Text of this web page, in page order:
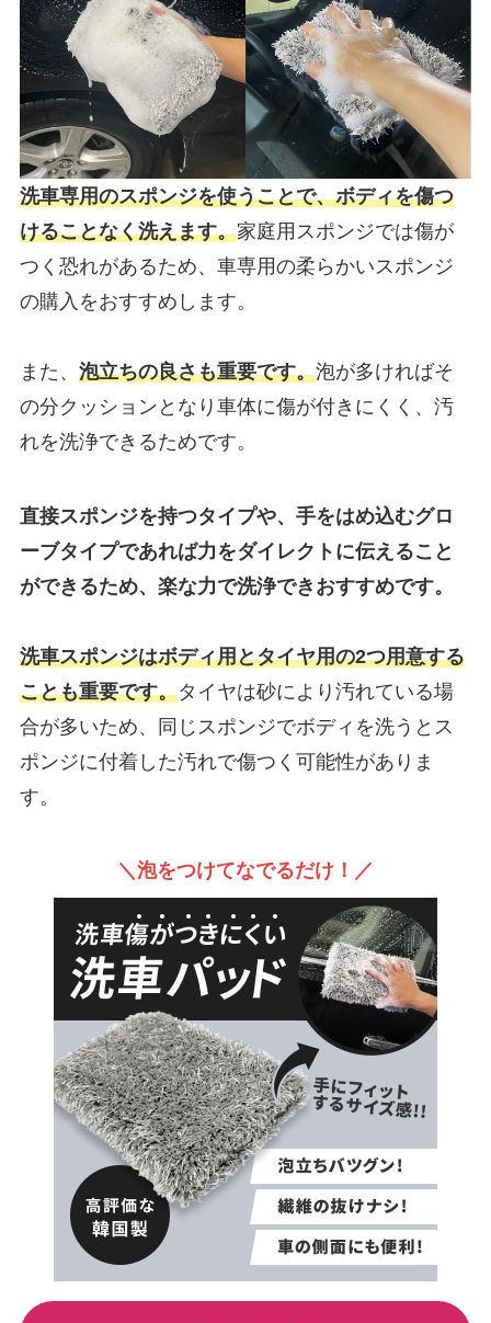
洗車専用のスポンジを使うことで、ボディを傷つ
けることなく洗えます。家庭用スポンジでは傷が
つく恐れがあるため、車専用の柔らかいスポンジ
の購入をおすすめします。
また、 泡立ちの良さも重要です。泡が多ければそ
の分クッションとなり車体に傷が付きにくく、汚
れを洗浄できるためです。
直接スポンジを持つタイプや、手をはめ込むグロ
ーブタイプであれば力をダイレクトに伝えること
ができるため、楽な力で洗浄できおすすめです。
洗車スポンジはボディ用とタイヤ用の2つ用意する
ことも重要です。タイヤは砂により汚れている場
合が多いため、同じスポンジでボディを洗うとス
ポンジに付着した汚れで傷つく可能性がありま
す。
＼泡をつけてなでるだけ！／